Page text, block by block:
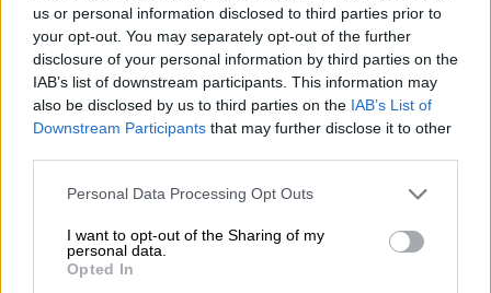
us or personal information disclosed to third parties prior to
your opt-out. You may separately opt-out of the further
disclosure of your personal information by third parties on the
IAB’s list of downstream participants. This information may
also be disclosed by us to third parties on the IAB’s List of
Downstream Participants that may further disclose it to other
Please note that this website/app uses one or more Google
not limited to your visit or usage behaviour. You may click to
grant or deny consent to Google and its third-party tags to
use your data for below specified purposes in below Google
Personal Data Processing Opt Outs
I want to opt-out of the Sharing of my
personal data.
Opted In
Συνταγές|23.03.2023 08:20
Απίθανη, σπιτική κοτόπιτα με ανθότυρο
και αρωματικά